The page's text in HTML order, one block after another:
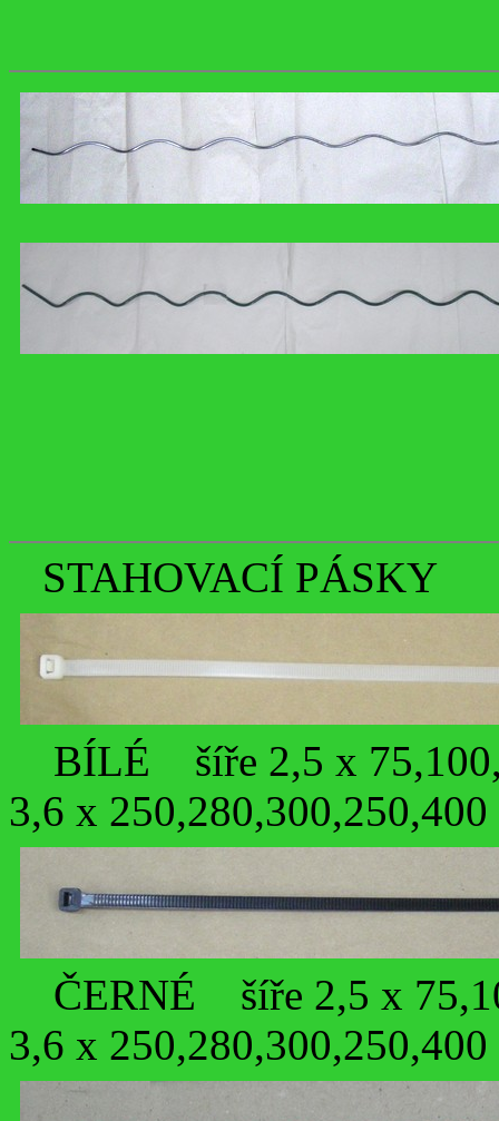
STAHOVACÍ PÁSKY
BÍLÉ šíře 2,5 x
3,6 x 250,280,300,250,400
ČERNÉ šíře 2,5 x
3,6 x 250,280,300,250,400